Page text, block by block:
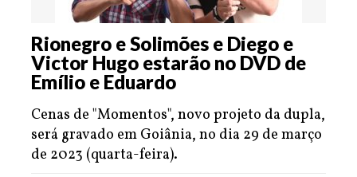
Rionegro e Solimões e Diego e
Victor Hugo estarão no DVD de
Emílio e Eduardo
Cenas de "Momentos", novo projeto da dupla,
será gravado em Goiânia, no dia 29 de março
de 2023 (quarta-feira).